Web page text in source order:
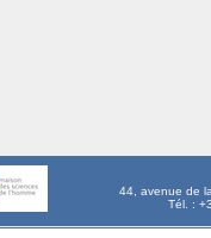
44, avenue de
Tél. :